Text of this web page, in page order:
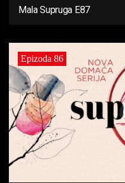
Mala Supruga E87
Epizoda 86